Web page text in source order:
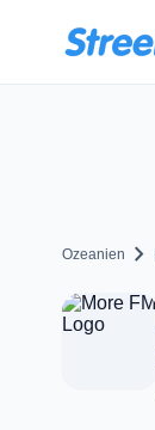
Ozeanien chevron_right